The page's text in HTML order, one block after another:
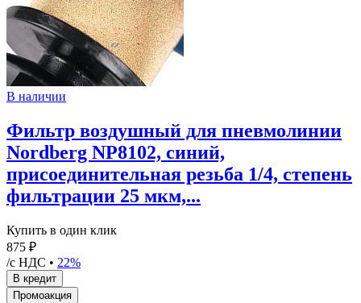
В наличии
Фильтр воздушный для пневмолинии
Nordberg NP8102, синий,
присоединительная резьба 1/4, степень
фильтрации 25 мкм,...
Купить в один клик
875 ₽
/с НДС • 22%